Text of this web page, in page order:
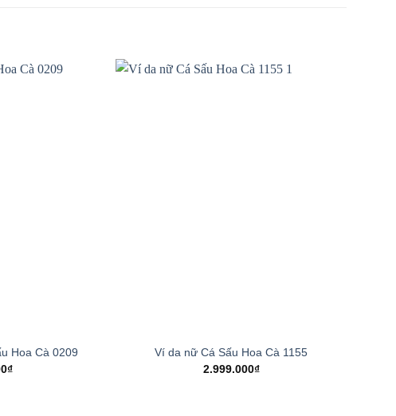
Hoa Cà 0209
₫
Ví da nữ Cá Sấu Hoa Cà 1155
2.999.000₫